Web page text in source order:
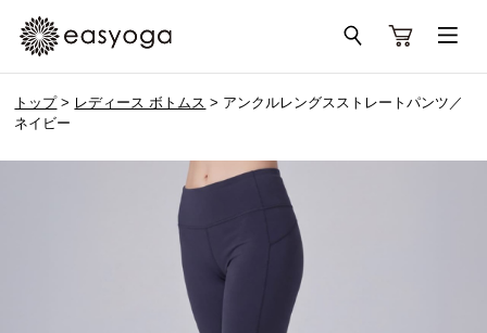
トップ> レディース ボトムス > アンクルレングスストレートパンツ／
ネイビー